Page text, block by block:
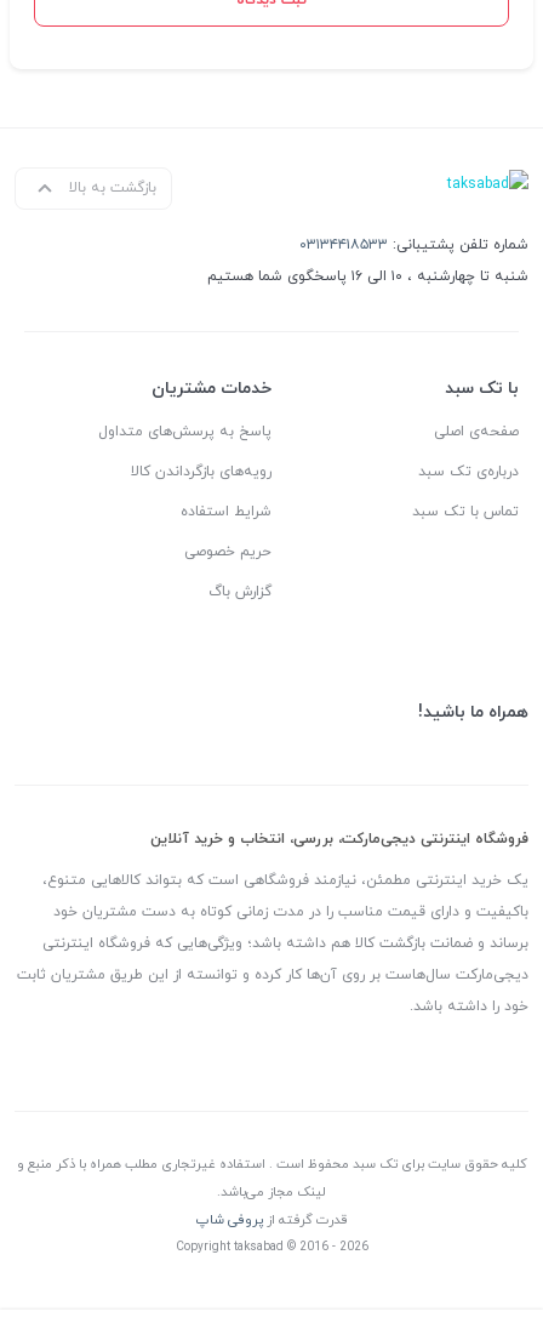
بازگشت به بالا
شماره تلفن پشتیبانی: ۰۳۱۳۴۴۱۸۵۳۳
شنبه تا چهارشنبه ، ۱۰ الی ۱۶ پاسخگوی شما هستیم
با تک سبد
صفحه‌ی اصلی
درباره‌ی تک سبد
تماس با تک سبد
خدمات مشتریان
پاسخ به پرسش‌های متداول
رویه‌های بازگرداندن کالا
شرایط استفاده
حریم خصوصی
گزارش باگ
همراه ما باشید!
فروشگاه اینترنتی دیجی‌مارکت، بررسی، انتخاب و خرید آنلاین
یک خرید اینترنتی مطمئن، نیازمند فروشگاهی است که بتواند کالاهایی متنوع،
باکیفیت و دارای قیمت مناسب را در مدت زمانی کوتاه به دست مشتریان خود
برساند و ضمانت بازگشت کالا هم داشته باشد؛ ویژگی‌هایی که فروشگاه اینترنتی
دیجی‌مارکت سال‌هاست بر روی آن‌ها کار کرده و توانسته از این طریق مشتریان ثابت
خود را داشته باشد.
کلیه حقوق سایت برای تک سبد محفوظ است . استفاده غیرتجاری مطلب همراه با ذکر منبع و
لینک مجاز می‌باشد.
قدرت گرفته ازپروفی شاپ
Copyright taksabad © 2016 - 2026